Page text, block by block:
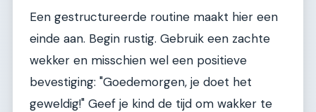
Een gestructureerde routine maakt hier een
einde aan. Begin rustig. Gebruik een zachte
wekker en misschien wel een positieve
bevestiging: "Goedemorgen, je doet het
geweldig!" Geef je kind de tijd om wakker te